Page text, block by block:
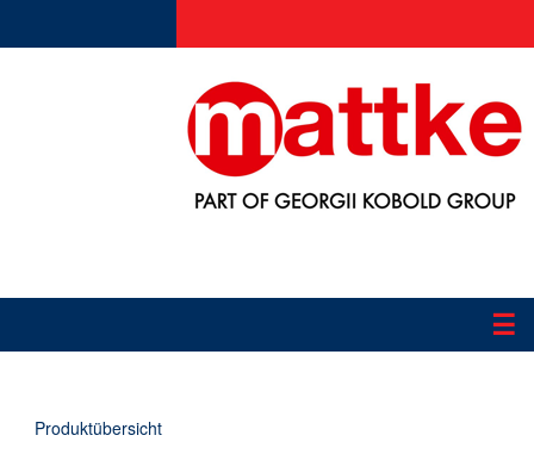
☰
Applikationen
Produktübersicht